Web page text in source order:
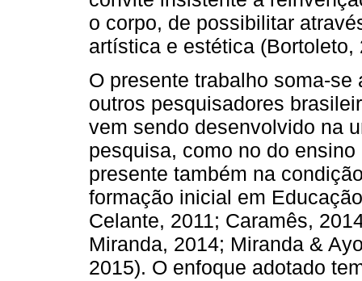
o corpo, de possibilitar
artística e estética (Bortoleto,
O presente trabalho soma-
outros pesquisadores
vem sendo desenvolvido na
pesquisa, como no do
presente também na
formação inicial em
Celante, 2011; Caramês,
Miranda, 2014; Miranda &
2015). O enfoque adotado